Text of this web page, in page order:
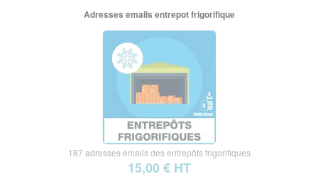
Adresses emails entrepot frigorifique
187 adresses emails des entrepôts frigorifiques
15,00 € HT